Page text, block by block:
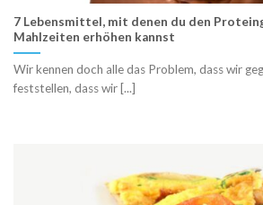
7 Lebensmittel, mit denen du den
Mahlzeiten erhöhen kannst
Wir kennen doch alle das Problem, dass wir
feststellen, dass wir [...]